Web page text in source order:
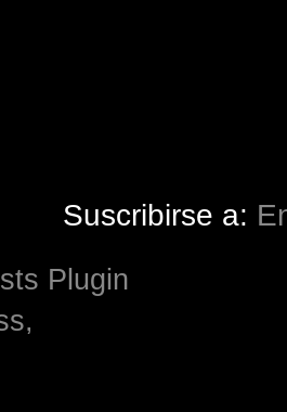
Suscribirse a: